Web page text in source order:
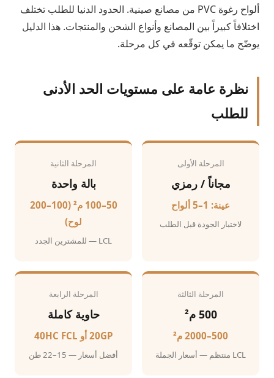
ألواح رغوة PVC من مصانع صينية. الحدود الدنيا للطلب تختلف
اختلافاً كبيراً بين المصانع وأنواع الشحن والمنتجات. هذا الدليل
يوضّح ما يمكن توقّعه في كل مرحلة.
نظرة عامة على مستويات الحد الأدنى
للطلب
المرحلة الأولى
مجاناً / رمزي
عينة: 1–5 ألواح
لاختبار الجودة قبل الطلب
المرحلة الثانية
بالة واحدة
50–100 م² (100–200
لوح)
LCL — للمشترين الجدد
المرحلة الثالثة
500 م²
500–2000 م²
LCL منتظم — أسعار الجملة
المرحلة الرابعة
حاوية كاملة
20GP أو 40HC FCL
أفضل أسعار — 15–22 طن